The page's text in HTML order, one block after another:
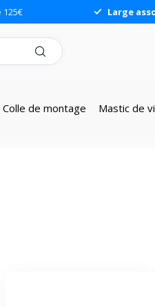
125€ Large
Colle de montage Mastic de